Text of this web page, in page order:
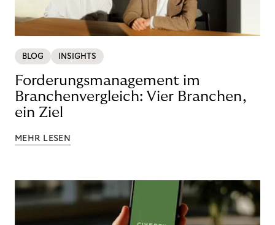
BLOG INSIGHTS
Forderungsmanagement im
Branchenvergleich: Vier Branchen,
ein Ziel
MEHR LESEN